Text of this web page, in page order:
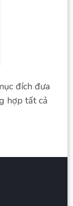
đích đưa
hợp tất cả